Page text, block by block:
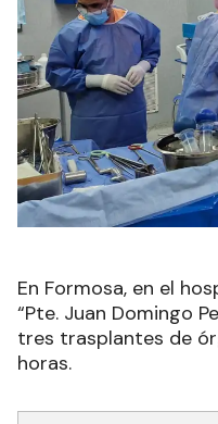
En Formosa, en el
“Pte. Juan Domingo
tres trasplantes de
horas.